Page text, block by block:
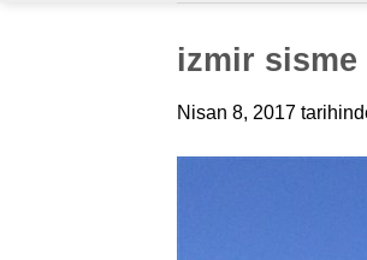
izmir
Nisan 8, 2017